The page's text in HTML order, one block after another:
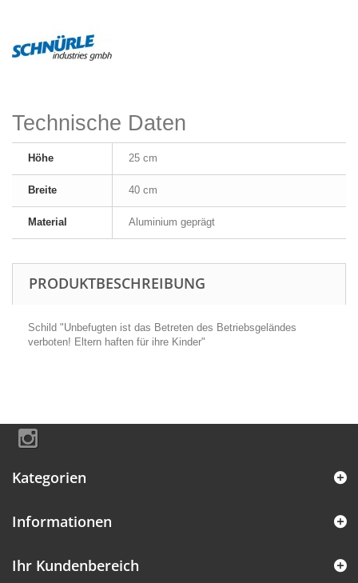
Technische Daten
Höhe 25 cm
Breite 40 cm
Material Aluminium geprägt
PRODUKTBESCHREIBUNG
Schild "Unbefugten ist das Betreten des Betriebsgeländes
verboten! Eltern haften für ihre Kinder"
Kategorien
Informationen
Ihr Kundenbereich